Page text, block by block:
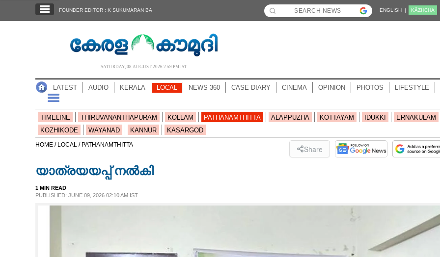
NOTIFIED NEWS
NEWS 360
FOUNDER EDITOR : K SUKUMARAN BA ENGLISH | KĀZHCHA
SATURDAY, 08 AUGUST 2026 2.59 PM IST
LATEST AUDIO KERALA LOCAL NEWS 360 CASE DIARY CINEMA OPINION PHOTOS LIFESTYLE
TIMELINE THIRUVANANTHAPURAM KOLLAM PATHANAMTHITTA ALAPPUZHA KOTTAYAM IDUKKI
ERNAKULAM
KOZHIKODE
WAYANAD KANNUR KASARGOD
HOME / LOCAL / PATHANAMTHITTA Share
യാത്രയയപ്പ് നൽകി
1 MIN READ
PUBLISHED: JUNE 09, 2026 02:10 AM IST